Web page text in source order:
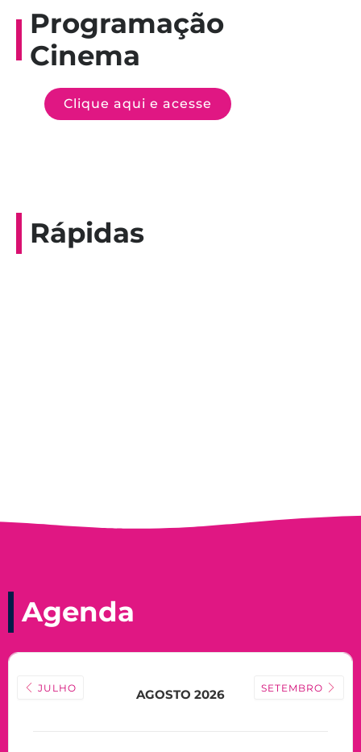
Programação
Cinema
Clique aqui e acesse
Rápidas
Agenda
JULHO AGOSTO 2026 SETEMBRO